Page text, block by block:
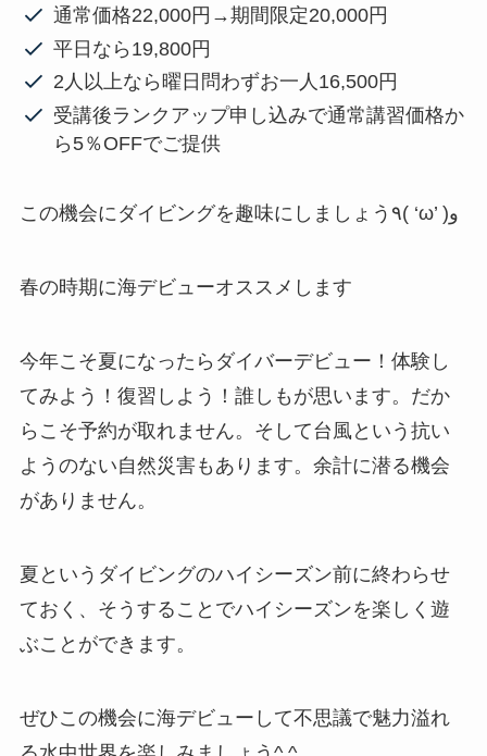
通常価格22,000円→期間限定20,000円
平日なら19,800円
2人以上なら曜日問わずお一人16,500円
受講後ランクアップ申し込みで通常講習価格か
ら5％OFFでご提供
この機会にダイビングを趣味にしましょう٩( ‘ω’ )و
春の時期に海デビューオススメします
今年こそ夏になったらダイバーデビュー！体験し
てみよう！復習しよう！誰しもが思います。だか
らこそ予約が取れません。そして台風という抗い
ようのない自然災害もあります。余計に潜る機会
がありません。
夏というダイビングのハイシーズン前に終わらせ
ておく、そうすることでハイシーズンを楽しく遊
ぶことができます。
ぜひこの機会に海デビューして不思議で魅力溢れ